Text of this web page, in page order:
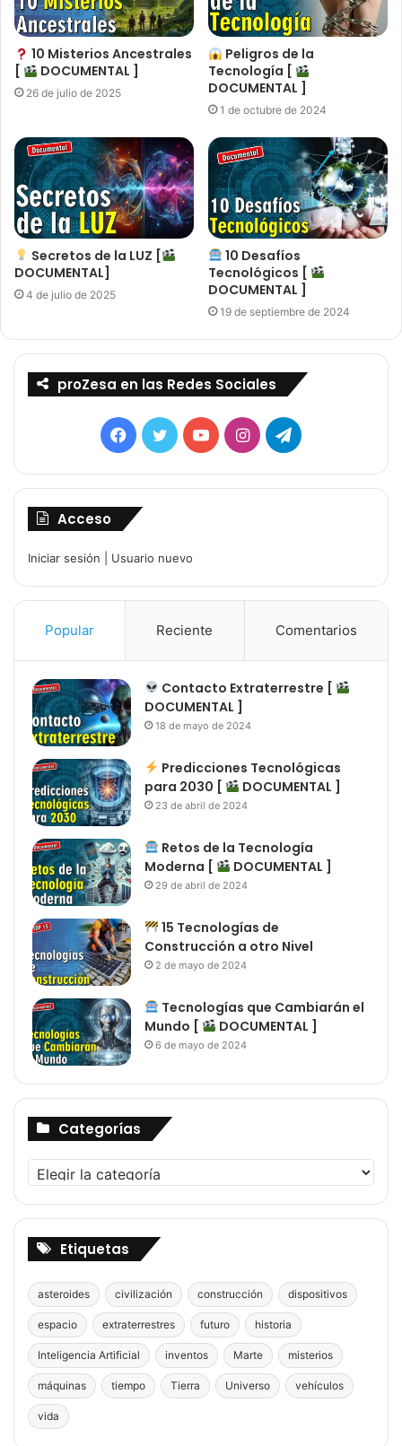
10 Misterios Ancestrales
[
DOCUMENTAL ]
26 de julio de 2025
Peligros de la
Tecnología [
DOCUMENTAL ]
1 de octubre de 2024
Secretos de la LUZ [
DOCUMENTAL]
4 de julio de 2025
10 Desafíos
Tecnológicos [
DOCUMENTAL ]
19 de septiembre de 2024
proZesa en las Redes Sociales
Facebook
TwitterYouTubeInstagramTelegram
Acceso
Iniciar sesión Usuario nuevo
Popular Reciente Comentarios
Contacto Extraterrestre [
DOCUMENTAL ]
18 de mayo de 2024
Predicciones Tecnológicas
para 2030 [
DOCUMENTAL ]
23 de abril de 2024
Retos de la Tecnología
Moderna [
DOCUMENTAL ]
29 de abril de 2024
15 Tecnologías de
Construcción a otro Nivel
2 de mayo de 2024
Tecnologías que Cambiarán el
Mundo [
DOCUMENTAL ]
6 de mayo de 2024
Categorías
Categorías
Etiquetas
asteroides civilización construcción dispositivos
espacio extraterrestres futuro historia
Inteligencia Artificial inventos Marte misterios
máquinas tiempo Tierra Universo vehículos
vida